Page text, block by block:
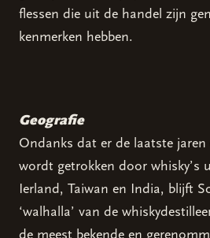
flessen die uit de handel zijn
kenmerken hebben.
Geografie
Ondanks dat er de laatste
wordt getrokken door whisky’s
Ierland, Taiwan en India, blijft
‘walhalla’ van de
de meest bekende en